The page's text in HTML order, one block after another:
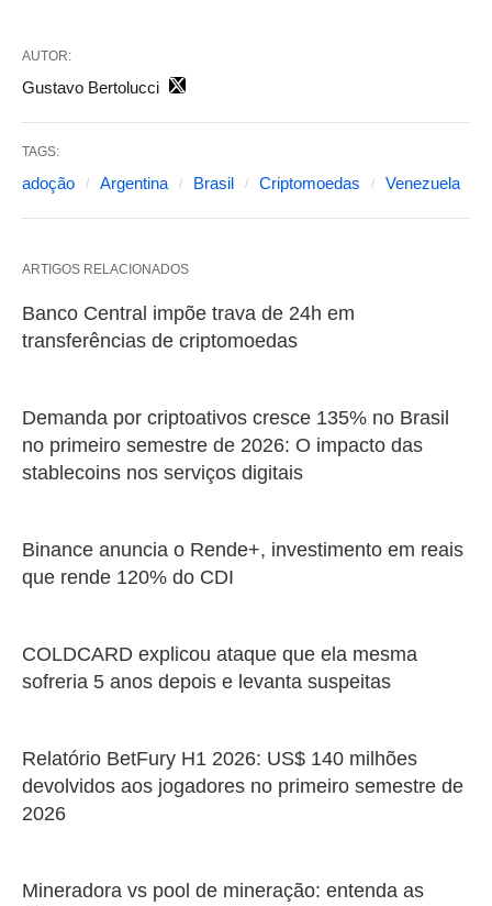
AUTOR:
Gustavo Bertolucci
TAGS:
adoção Argentina Brasil Criptomoedas Venezuela
ARTIGOS RELACIONADOS
Banco Central impõe trava de 24h em
transferências de criptomoedas
Demanda por criptoativos cresce 135% no Brasil
no primeiro semestre de 2026: O impacto das
stablecoins nos serviços digitais
Binance anuncia o Rende+, investimento em reais
que rende 120% do CDI
COLDCARD explicou ataque que ela mesma
sofreria 5 anos depois e levanta suspeitas
Relatório BetFury H1 2026: US$ 140 milhões
devolvidos aos jogadores no primeiro semestre de
2026
Mineradora vs pool de mineração: entenda as